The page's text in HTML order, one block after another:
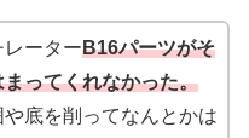
ーターB16パーツがそ
ってくれなかった。
底を削ってなんとかは